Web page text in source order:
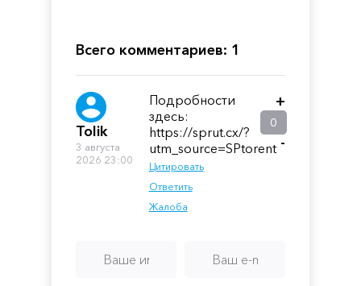
Всего комментариев: 1
Tolik
3 августа
2026 23:00
Подробности
здесь:
https://sprut.cx/?
utm_source=SPtorent
Цитировать
Ответить
Жалоба
+
0
-